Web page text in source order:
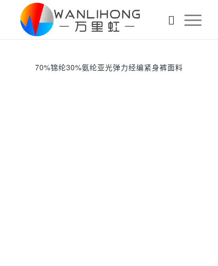
70%锦纶30%氨纶亚光弹力经编紧身裤面料